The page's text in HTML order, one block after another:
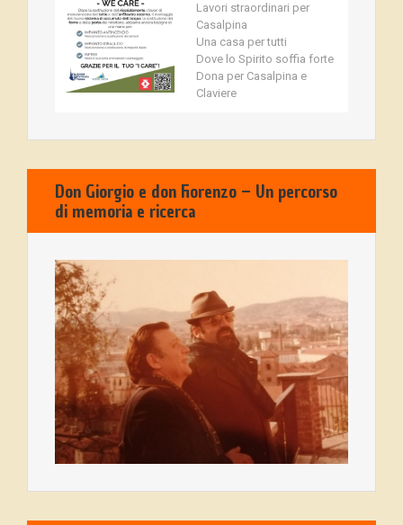
Lavori straordinari per
Casalpina
Una casa per tutti
Dove lo Spirito soffia forte
Dona per Casalpina e
Claviere
Don Giorgio e don Fiorenzo – Un percorso
di memoria e ricerca